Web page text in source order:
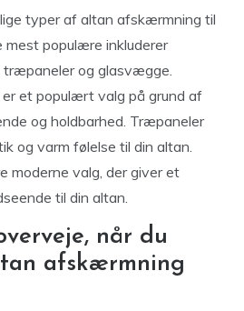
typer af altan afskærmning til
mest populære inkluderer
træpaneler og glasvægge.
er et populært valg på grund af
og holdbarhed. Træpaneler
og varm følelse til din altan.
moderne valg, der giver et
til din altan.
når du
afskærmning